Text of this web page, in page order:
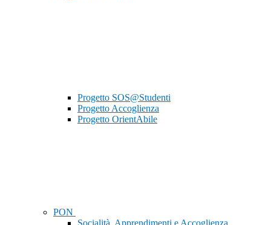
Progetto SOS@Studenti
Progetto Accoglienza
Progetto OrientAbile
PON